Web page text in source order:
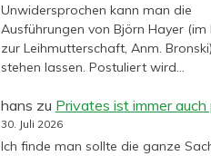
Unwidersprochen kann man die
Ausführungen von Björn Hayer (im
zur Leihmutterschaft, Anm.
stehen lassen. Postuliert wird…
hans zu Privates ist immer auch
30. Juli 2026
Ich finde man sollte die ganze